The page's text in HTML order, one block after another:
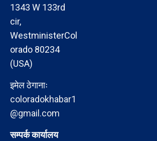
1343 W 133rd
cir,
WestministerCol
orado 80234
(USA)
इमेल ठेगानाः
coloradokhabar1
@gmail.com
सम्पर्क कार्यालय